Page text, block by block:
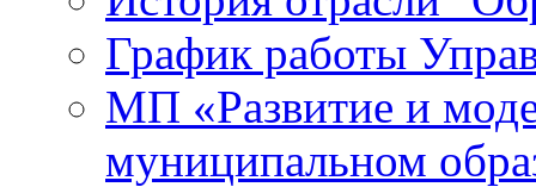
График работы
МП «Развитие и
муниципальном